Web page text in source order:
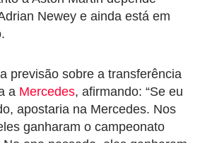
Newey e ainda está em
previsão sobre a transferência
a Mercedes, afirmando: “Se eu
apostaria na Mercedes. Nos
ganharam o campeonato